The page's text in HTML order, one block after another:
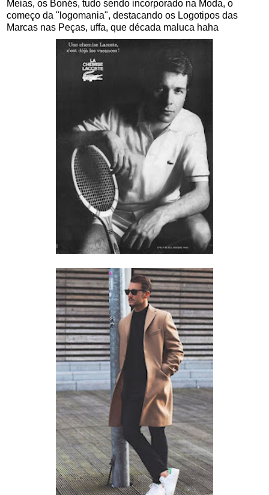
Meias, os Bonés, tudo sendo incorporado na Moda, o
começo da "logomania", destacando os Logotipos das
Marcas nas Peças, uffa, que década maluca haha